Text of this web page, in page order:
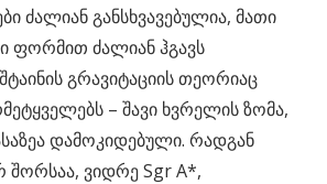
ძალიან განსხვავებულია, მათი
ფორმით ძალიან ჰგავს
გრავიტაციის თეორიაც
– შავი ხვრელის ზომა,
დამოკიდებული. რადგან
შორსაა, ვიდრე Sgr A*,